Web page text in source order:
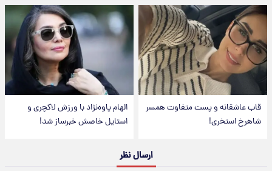
قاب عاشقانه و پست متفاوت همسر
شاهرخ استخری!
الهام پاوه‌نژاد با ورزش لاکچری و
استایل خاصش خبرساز شد!
ارسال نظر